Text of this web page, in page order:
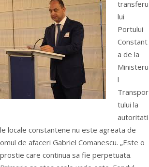
transferu
lui
Portului
Constant
a de la
Ministeru
l
Transpor
tului la
autoritati
le locale constantene nu este agreata de
omul de afaceri Gabriel Comanescu. „Este o
prostie care continua sa fie perpetuata.